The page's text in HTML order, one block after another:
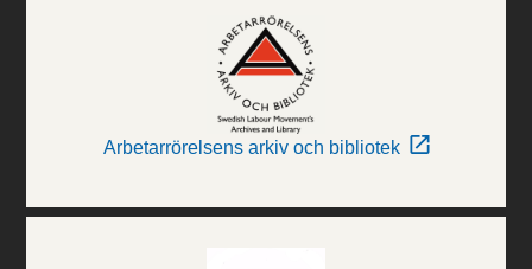
Arbetarrörelsens arkiv och bibliotek